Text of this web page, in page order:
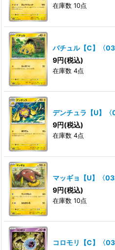
在庫数 10点
バチュル【C】〈
9円(税込)
在庫数 4点
デンチュラ【U】
9円(税込)
在庫数 4点
マッギョ【U】〈
9円(税込)
在庫数 10点
コロモリ【C】〈